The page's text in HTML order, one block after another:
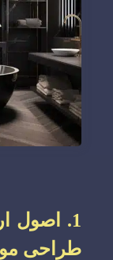
1. اصول
طراحی